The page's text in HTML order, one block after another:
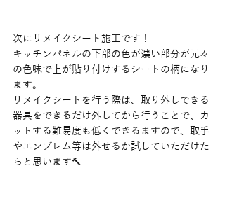
次にリメイクシート施工です！
キッチンパネルの下部の色が濃い部分が元々
の色味で上が貼り付けするシートの柄になり
ます。
リメイクシートを行う際は、取り外しできる
器具をできるだけ外してから行うことで、カ
ットする難易度も低くできるますので、取手
やエンブレム等は外せるか試していただけた
らと思います🔨